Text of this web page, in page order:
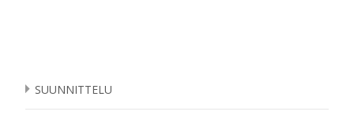
SUUNNITTELU